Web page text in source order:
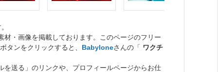
・画像を掲載しております。このページのフリー
タンをクリックすると、 Babyloneさんの「 ワクチ
を送る」のリンクや、プロフィールページからお仕